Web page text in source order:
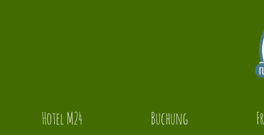
Hotel M24 Buchung